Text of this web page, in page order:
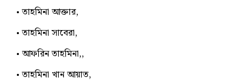
তাহমিনা আক্তার,
তাহমিনা সাবেরা,
আফরিন তাহমিনা,,
তাহমিনা খান আয়াত,